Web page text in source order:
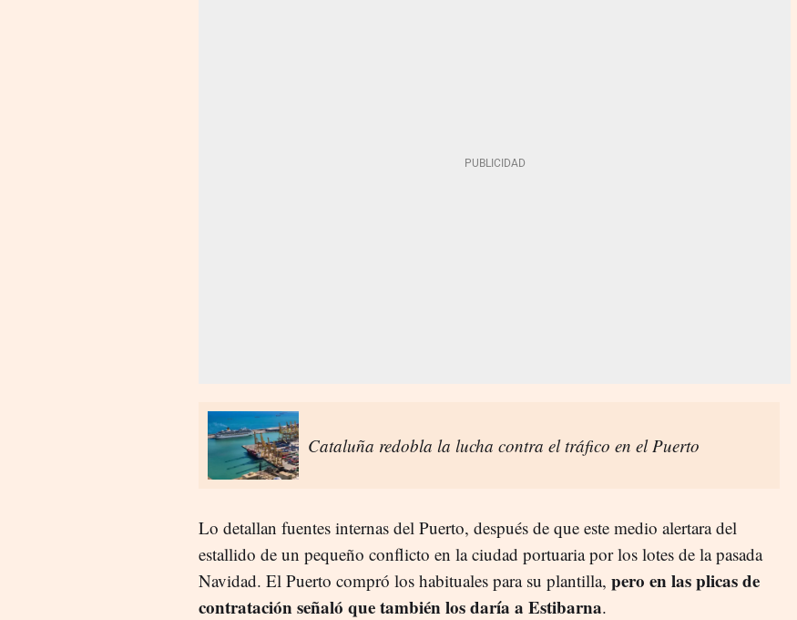
Cataluña redobla la lucha contra el tráfico en el Puerto
Lo detallan fuentes internas del Puerto, después de que este medio alertara del
estallido de un pequeño conflicto en la ciudad portuaria por los lotes de la pasada
Navidad. El Puerto compró los habituales para su plantilla, pero en las plicas de
contratación señaló que también los daría a Estibarna.